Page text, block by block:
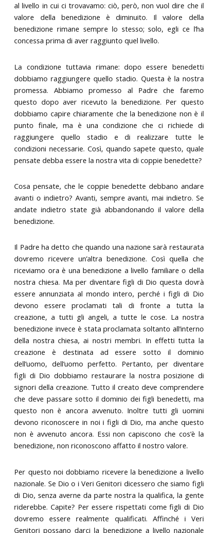
al livello in cui ci trovavamo: ciò, però, non vuol dire che il
valore della benedizione è diminuito. Il valore della
benedizione rimane sempre lo stesso; solo, egli ce l’ha
concessa prima di aver raggiunto quel livello.
La condizione tuttavia rimane: dopo essere benedetti
dobbiamo raggiungere quello stadio. Questa è la nostra
promessa. Abbiamo promesso al Padre che faremo
questo dopo aver ricevuto la benedizione. Per questo
dobbiamo capire chiaramente che la benedizione non è il
punto finale, ma è una condizione che ci richiede di
raggiungere quello stadio e di realizzare tutte le
condizioni necessarie. Così, quando sapete questo, quale
pensate debba essere la nostra vita di coppie benedette?
Cosa pensate, che le coppie benedette debbano andare
avanti o indietro? Avanti, sempre avanti, mai indietro. Se
andate indietro state già abbandonando il valore della
benedizione.
Il Padre ha detto che quando una nazione sarà restaurata
dovremo ricevere un’altra benedizione. Così quella che
riceviamo ora è una benedizione a livello familiare o della
nostra chiesa. Ma per diventare figli di Dio questa dovrà
essere annunziata al mondo intero, perché i figli di Dio
devono essere proclamati tali di fronte a tutta la
creazione, a tutti gli angeli, a tutte le cose. La nostra
benedizione invece è stata proclamata soltanto all’interno
della nostra chiesa, ai nostri membri. In effetti tutta la
creazione è destinata ad essere sotto il dominio
dell’uomo, dell’uomo perfetto. Pertanto, per diventare
figli di Dio dobbiamo restaurare la nostra posizione di
signori della creazione. Tutto il creato deve comprendere
che deve passare sotto il dominio dei figli benedetti, ma
questo non è ancora avvenuto. Inoltre tutti gli uomini
devono riconoscere in noi i figli di Dio, ma anche questo
non è avvenuto ancora. Essi non capiscono che cos’è la
benedizione, non riconoscono affatto il nostro valore.
Per questo noi dobbiamo ricevere la benedizione a livello
nazionale. Se Dio o i Veri Genitori dicessero che siamo figli
di Dio, senza averne da parte nostra la qualifica, la gente
riderebbe. Capite? Per essere rispettati come figli di Dio
dovremo essere realmente qualificati. Affinché i Veri
Genitori possano darci la benedizione a livello nazionale